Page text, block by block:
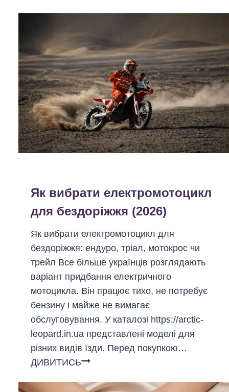
п
р
а
в
л
е
н
н
я
к
р
а
ц
ю
є
е
л
е
к
т
Як вибрати електромотоцикл
для бездоріжжя (2026)
Як вибрати електромотоцикл для
бездоріжжя: ендуро, тріал, мотокрос чи
трейл Все більше українців розглядають
варіант придбання електричного
мотоцикла. Він працює тихо, не потребує
бензину і майже не вимагає
обслуговування. У каталозі https://arctic-
leopard.in.ua представлені моделі для
різних видів їзди. Перед покупкою…
ДИВИТИСЬЯ